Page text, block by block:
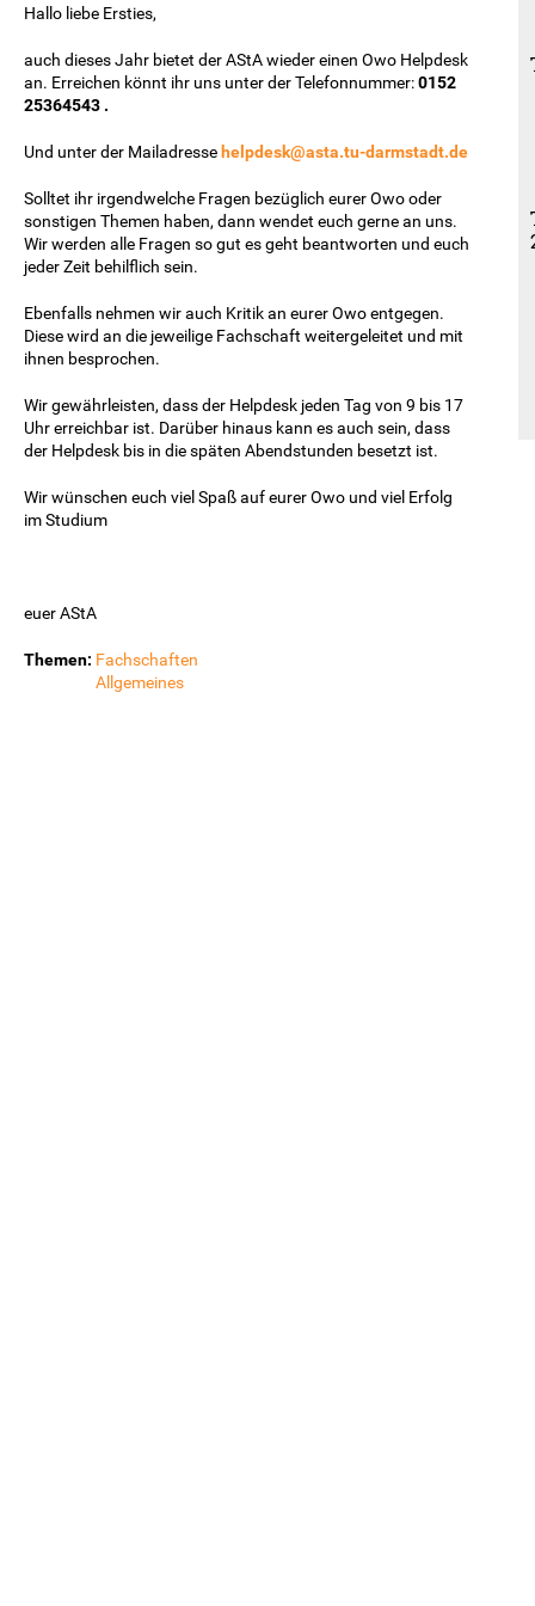
Hallo liebe Ersties,
auch dieses Jahr bietet der AStA wieder einen Owo Helpdesk
an. Erreichen könnt ihr uns unter der Telefonnummer:0152
25364543 .
Und unter der Mailadresse helpdesk@asta.tu-darmstadt.de
Solltet ihr irgendwelche Fragen bezüglich eurer Owo oder
sonstigen Themen haben, dann wendet euch gerne an uns.
Wir werden alle Fragen so gut es geht beantworten und euch
jeder Zeit behilflich sein.
Ebenfalls nehmen wir auch Kritik an eurer Owo entgegen.
Diese wird an die jeweilige Fachschaft weitergeleitet und mit
ihnen besprochen.
Wir gewährleisten, dass der Helpdesk jeden Tag von 9 bis 17
Uhr erreichbar ist. Darüber hinaus kann es auch sein, dass
der Helpdesk bis in die späten Abendstunden besetzt ist.
Wir wünschen euch viel Spaß auf eurer Owo und viel Erfolg
im Studium
euer AStA
Themen: Fachschaften
Allgemeines